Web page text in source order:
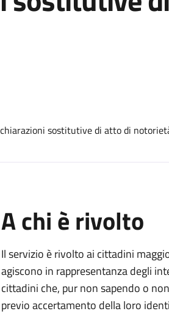
sostitutive di atto di
A chi è rivolto
Il servizio è rivolto ai cittadini
agiscono in rappresentanza degli
cittadini che, pur non sapendo o
previo accertamento della loro